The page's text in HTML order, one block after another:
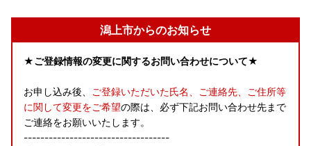
潟上市からのお知らせ
★ご登録情報の変更に関するお問い合わせについて★
お申し込み後、 ご登録いただいた氏名、ご連絡先、ご住所等
に関して変更をご希望の際は、必ず下記お問い合わせ先まで
ご連絡をお願いいたします。
-----------------------------------